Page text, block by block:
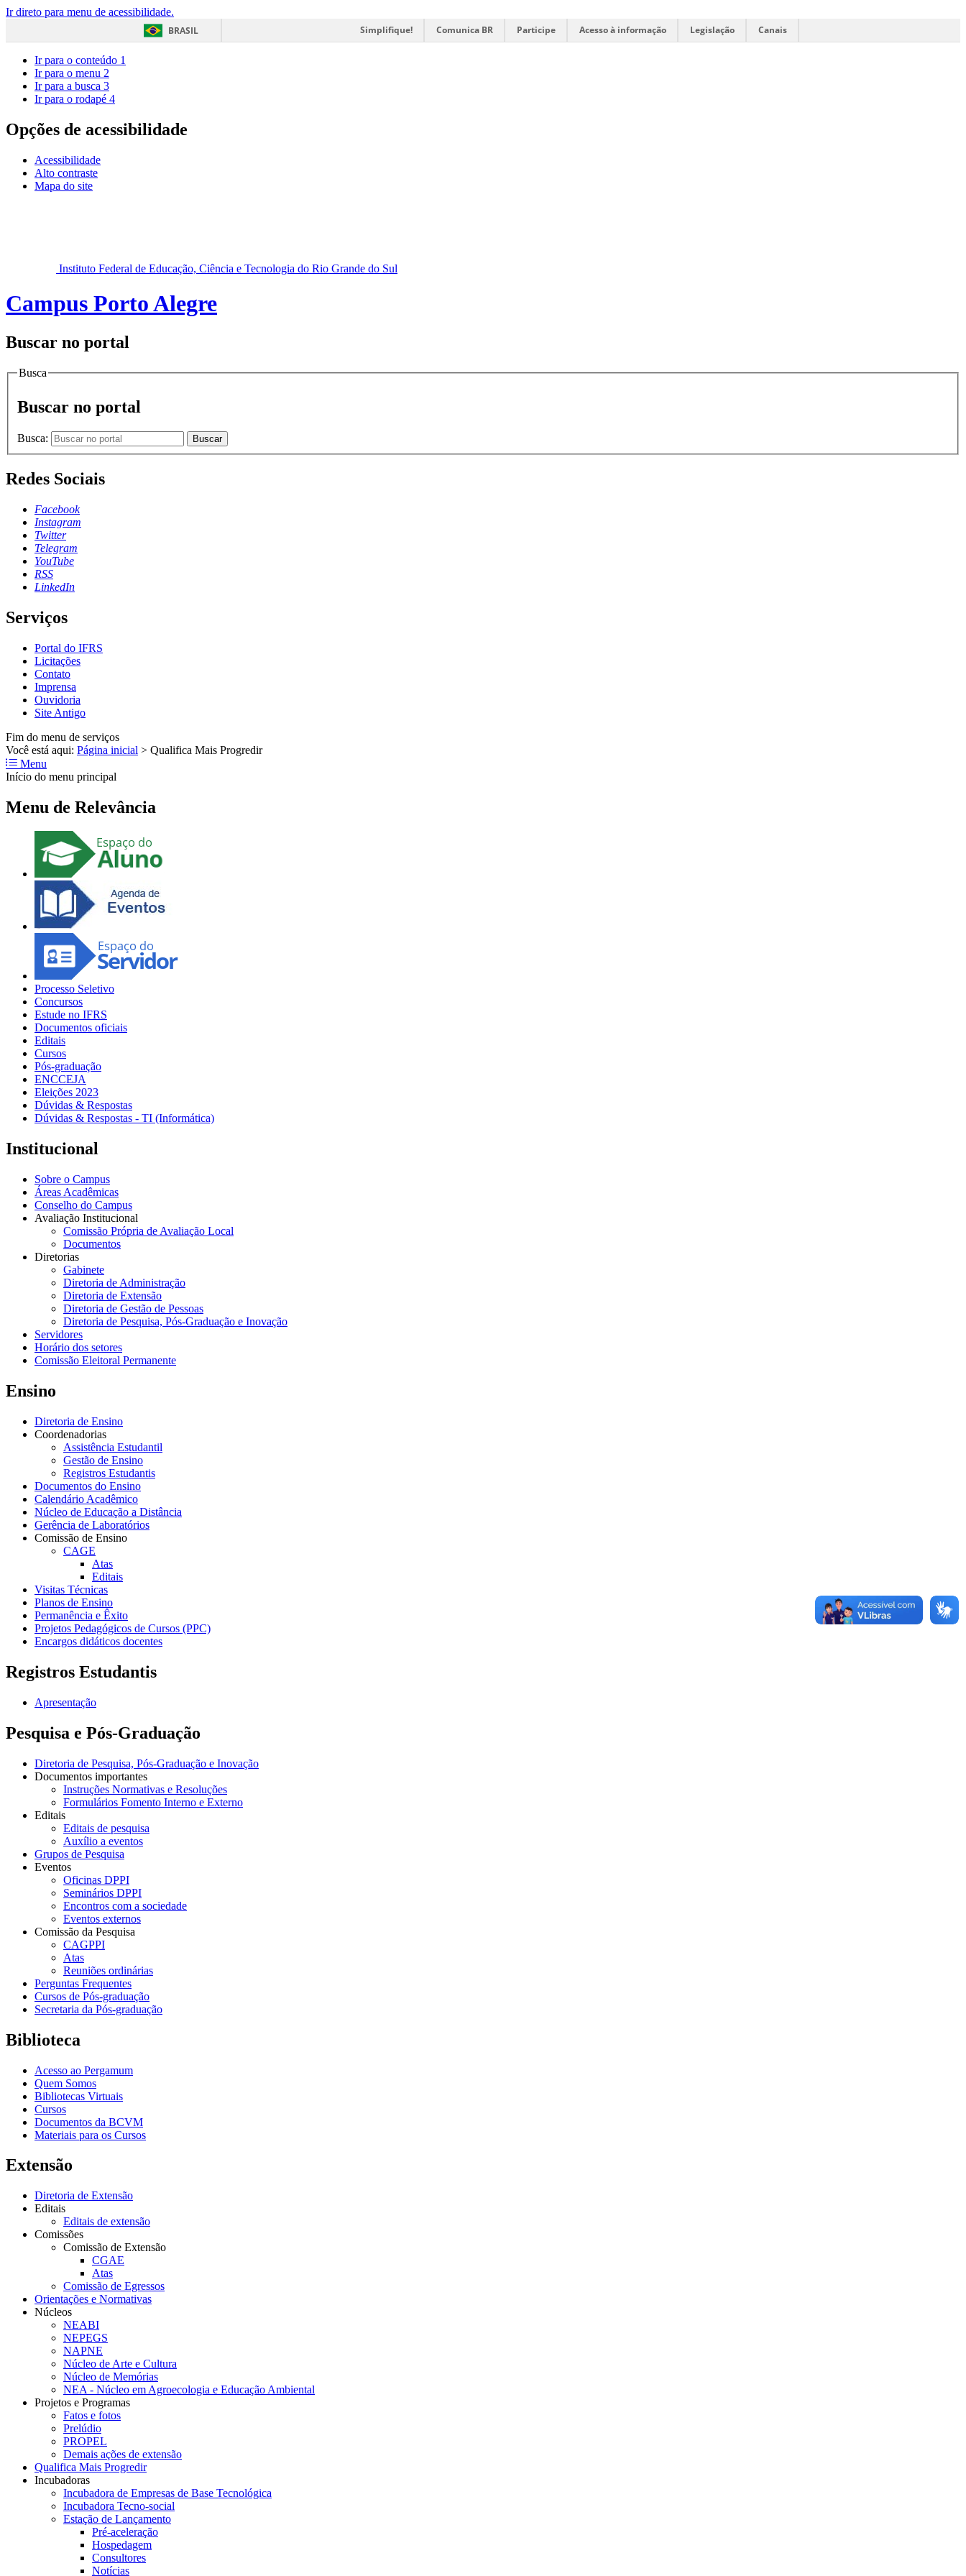
Ir direto para menu de acessibilidade.
BRASIL
Simplifique! Comunica BR Participe Acesso à informação Legislação Canais
Ir para o conteúdo 1
Ir para o menu 2
Ir para a busca 3
Ir para o rodapé 4
Opções de acessibilidade
Acessibilidade
Alto contraste
Mapa do site
Instituto Federal de Educação, Ciência e Tecnologia do Rio Grande do Sul
Campus Porto Alegre
Buscar no portal
Busca
Buscar no portal
Busca: Buscar
Redes Sociais
Facebook
Instagram
Twitter
Telegram
YouTube
RSS
LinkedIn
Serviços
Portal do IFRS
Licitações
Contato
Imprensa
Ouvidoria
Site Antigo
Fim do menu de serviços
Você está aqui: Página inicial > Qualifica Mais Progredir
Menu
Início do menu principal
Menu de Relevância
Processo Seletivo
Concursos
Estude no IFRS
Documentos oficiais
Editais
Cursos
Pós-graduação
ENCCEJA
Eleições 2023
Dúvidas & Respostas
Dúvidas & Respostas - TI (Informática)
Institucional
Sobre o Campus
Áreas Acadêmicas
Conselho do Campus
Avaliação Institucional
Comissão Própria de Avaliação Local
Documentos
Diretorias
Gabinete
Diretoria de Administração
Diretoria de Extensão
Diretoria de Gestão de Pessoas
Diretoria de Pesquisa, Pós-Graduação e Inovação
Servidores
Horário dos setores
Comissão Eleitoral Permanente
Ensino
Diretoria de Ensino
Coordenadorias
Assistência Estudantil
Gestão de Ensino
Registros Estudantis
Documentos do Ensino
Calendário Acadêmico
Núcleo de Educação a Distância
Gerência de Laboratórios
Comissão de Ensino
CAGE
Atas
Editais
Visitas Técnicas
Planos de Ensino
Permanência e Êxito
Projetos Pedagógicos de Cursos (PPC)
Encargos didáticos docentes
Registros Estudantis
Apresentação
Pesquisa e Pós-Graduação
Diretoria de Pesquisa, Pós-Graduação e Inovação
Documentos importantes
Instruções Normativas e Resoluções
Formulários Fomento Interno e Externo
Editais
Editais de pesquisa
Auxílio a eventos
Grupos de Pesquisa
Eventos
Oficinas DPPI
Seminários DPPI
Encontros com a sociedade
Eventos externos
Comissão da Pesquisa
CAGPPI
Atas
Reuniões ordinárias
Perguntas Frequentes
Cursos de Pós-graduação
Secretaria da Pós-graduação
Biblioteca
Acesso ao Pergamum
Quem Somos
Bibliotecas Virtuais
Cursos
Documentos da BCVM
Materiais para os Cursos
Extensão
Diretoria de Extensão
Editais
Editais de extensão
Comissões
Comissão de Extensão
CGAE
Atas
Comissão de Egressos
Orientações e Normativas
Núcleos
NEABI
NEPEGS
NAPNE
Núcleo de Arte e Cultura
Núcleo de Memórias
NEA - Núcleo em Agroecologia e Educação Ambiental
Projetos e Programas
Fatos e fotos
Prelúdio
PROPEL
Demais ações de extensão
Qualifica Mais Progredir
Incubadoras
Incubadora de Empresas de Base Tecnológica
Incubadora Tecno-social
Estação de Lançamento
Pré-aceleração
Hospedagem
Consultores
Notícias